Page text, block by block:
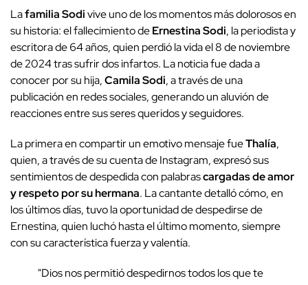
Lafamilia Sodivive uno de los momentos más dolorosos en
su historia: el fallecimiento deErnestina Sodi, la periodista y
escritora de 64 años, quien perdió la vida el 8 de noviembre
de 2024 tras sufrir dos infartos. La noticia fue dada a
conocer por su hija,Camila Sodi, a través de una
publicación en redes sociales, generando un aluvión de
reacciones entre sus seres queridos y seguidores.
La primera en compartir un emotivo mensaje fueThalía,
quien, a través de su cuenta de Instagram, expresó sus
sentimientos de despedida con palabrascargadas de amor
y respeto por su hermana. La cantante detalló cómo, en
los últimos días, tuvo la oportunidad de despedirse de
Ernestina, quien luchó hasta el último momento, siempre
con su característica fuerza y valentía.
"Dios nos permitió despedirnos todos los que te